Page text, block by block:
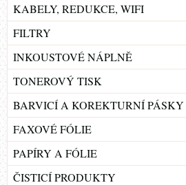
KABELY, REDUKCE, WIFI
FILTRY
INKOUSTOVÉ NÁPLNĚ
TONEROVÝ TISK
BARVICÍ A KOREKTURNÍ PÁSKY
FAXOVÉ FÓLIE
PAPÍRY A FÓLIE
ČISTICÍ PRODUKTY